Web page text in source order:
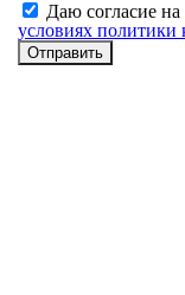
Даю согласие на
условиях политики
Отправить